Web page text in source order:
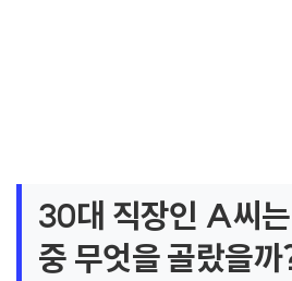
30대 직장인 A씨는
중 무엇을 골랐을까